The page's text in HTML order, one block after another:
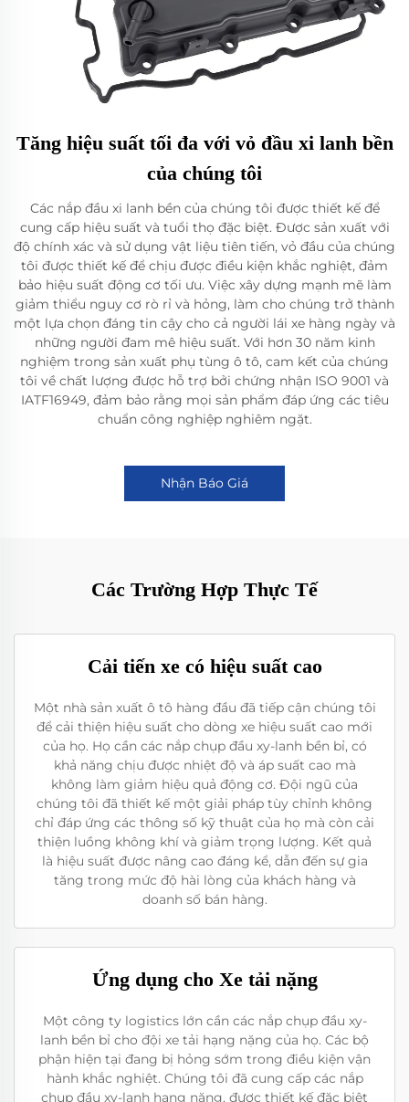
Tăng hiệu suất tối đa với vỏ đầu xi lanh bền
của chúng tôi
Các nắp đầu xi lanh bền của chúng tôi được thiết kế để
cung cấp hiệu suất và tuổi thọ đặc biệt. Được sản xuất với
độ chính xác và sử dụng vật liệu tiên tiến, vỏ đầu của chúng
tôi được thiết kế để chịu được điều kiện khắc nghiệt, đảm
bảo hiệu suất động cơ tối ưu. Việc xây dựng mạnh mẽ làm
giảm thiểu nguy cơ rò rỉ và hỏng, làm cho chúng trở thành
một lựa chọn đáng tin cậy cho cả người lái xe hàng ngày và
những người đam mê hiệu suất. Với hơn 30 năm kinh
nghiệm trong sản xuất phụ tùng ô tô, cam kết của chúng
tôi về chất lượng được hỗ trợ bởi chứng nhận ISO 9001 và
IATF16949, đảm bảo rằng mọi sản phẩm đáp ứng các tiêu
chuẩn công nghiệp nghiêm ngặt.
Nhận Báo Giá
Các Trường Hợp Thực Tế
Cải tiến xe có hiệu suất cao
Một nhà sản xuất ô tô hàng đầu đã tiếp cận chúng tôi
để cải thiện hiệu suất cho dòng xe hiệu suất cao mới
của họ. Họ cần các nắp chụp đầu xy-lanh bền bỉ, có
khả năng chịu được nhiệt độ và áp suất cao mà
không làm giảm hiệu quả động cơ. Đội ngũ của
chúng tôi đã thiết kế một giải pháp tùy chỉnh không
chỉ đáp ứng các thông số kỹ thuật của họ mà còn cải
thiện luồng không khí và giảm trọng lượng. Kết quả
là hiệu suất được nâng cao đáng kể, dẫn đến sự gia
tăng trong mức độ hài lòng của khách hàng và
doanh số bán hàng.
Ứng dụng cho Xe tải nặng
Một công ty logistics lớn cần các nắp chụp đầu xy-
lanh bền bỉ cho đội xe tải hạng nặng của họ. Các bộ
phận hiện tại đang bị hỏng sớm trong điều kiện vận
hành khắc nghiệt. Chúng tôi đã cung cấp các nắp
chụp đầu xy-lanh hạng nặng, được thiết kế đặc biệt